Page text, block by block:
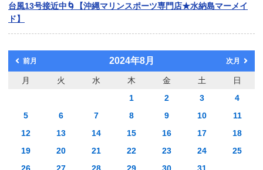
台風13号接近中🌀【沖縄マリンスポーツ専門店★水納島マーメイ
ド】
前月 2024年8月 次月
月 火 水 木 金 土
日
1
2 3
4
5
6 7 8 9 10
11
12
13 14 15 16 17
18
19
20 21 22 23 24
25
26
27 28 29 30 31